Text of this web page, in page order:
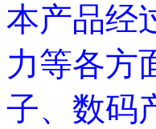
本产品经
力等各方
子、数码